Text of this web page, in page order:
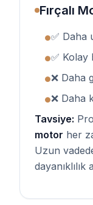
Fırçalı
●✅ Daha
●✅ Kolay
●❌ Daha
●❌ Daha
Tavsiye:
motor her
Uzun
dayanıklılık